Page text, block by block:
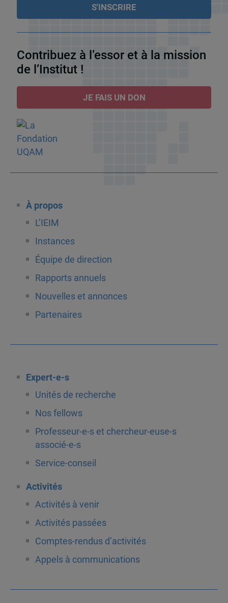
Contribuez à l’essor et à la mission
de l’Institut !
JE FAIS UN DON
À propos
L’IEIM
Instances
Équipe de direction
Rapports annuels
Nouvelles et annonces
Partenaires
Expert-e-s
Unités de recherche
Nos fellows
Professeur-e-s et chercheur-euse-s
associé-e-s
Service-conseil
Activités
Activités à venir
Activités passées
Comptes-rendus d’activités
Appels à communications